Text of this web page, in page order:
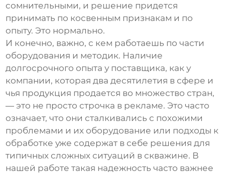
сомнительными, и решение придется
принимать по косвенным признакам и по
опыту. Это нормально.
И конечно, важно, с кем работаешь по части
оборудования и методик. Наличие
долгосрочного опыта у поставщика, как у
компании, которая два десятилетия в сфере и
чья продукция продается во множество стран,
— это не просто строчка в рекламе. Это часто
означает, что они сталкивались с похожими
проблемами и их оборудование или подходы к
обработке уже содержат в себе решения для
типичных сложных ситуаций в скважине. В
нашей работе такая надежность часто важнее